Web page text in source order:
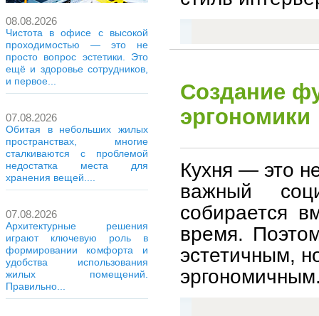
08.08.2026
Чистота в офисе с высокой
проходимостью — это не
просто вопрос эстетики. Это
ещё и здоровье сотрудников,
и первое...
07.08.2026
Обитая в небольших жилых
пространствах, многие
сталкиваются с проблемой
недостатка места для
хранения вещей....
07.08.2026
Архитектурные решения
играют ключевую роль в
формировании комфорта и
удобства использования
жилых помещений.
Правильно...
Создание
эргономики
Кухня — это
важный
собирается
время.
эстетичным,